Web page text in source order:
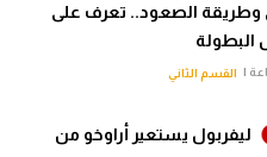
وطريقة الصعود.. تعرف على
البطولة
القسم الثاني
ليفربول يستعير أراوخو من